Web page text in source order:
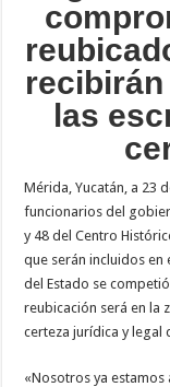
las
Mérida, Yucatán, a 23
funcionarios del
y 48 del Centro
que serán incluidos en
del Estado se
reubicación será en la
certeza jurídica y legal
«Nosotros ya estamos